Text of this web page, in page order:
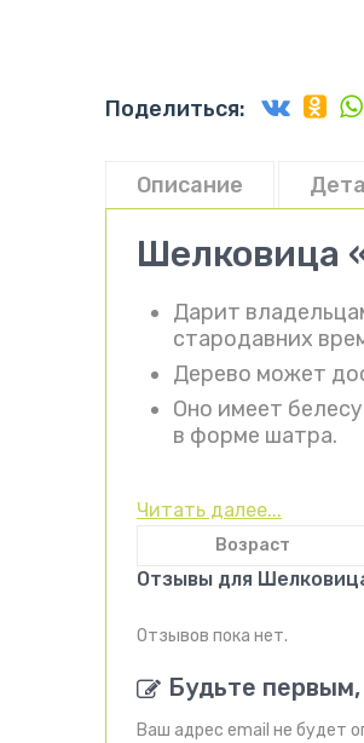
Поделиться:
Описание
Шелковица
Дарит
стародавних
Дерево может
Оно имеет
в форме шатра.
Читать далее...
Возраст
Отзывы для
Отзывов пока нет.
Будьте
Ваш адрес email не будет